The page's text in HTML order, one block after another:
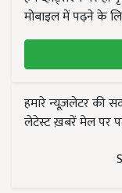
मोबाइल में पढ़ने के
हमारे न्यूज़लेटर की
लेटेस्ट ख़बरें मेल पर